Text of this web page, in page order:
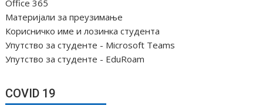
Office 365
Материјали за преузимање
Корисничко име и лозинка студента
Упутство за студенте - Microsoft Teams
Упутство за студенте - EduRoam
COVID 19